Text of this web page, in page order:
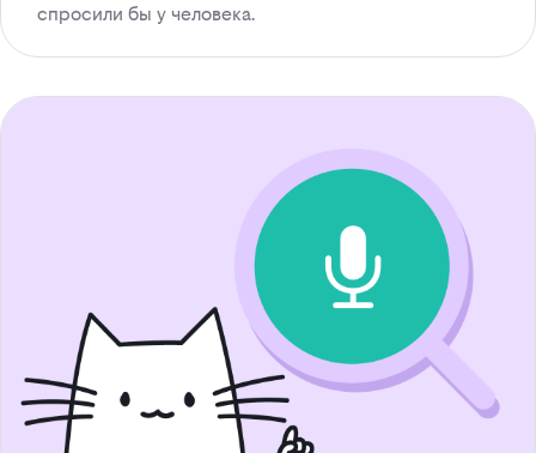
спросили бы у человека.